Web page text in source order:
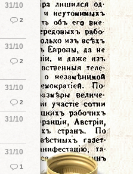
31/10
2
31/10
2
31/10
2
31/10
31/10
1